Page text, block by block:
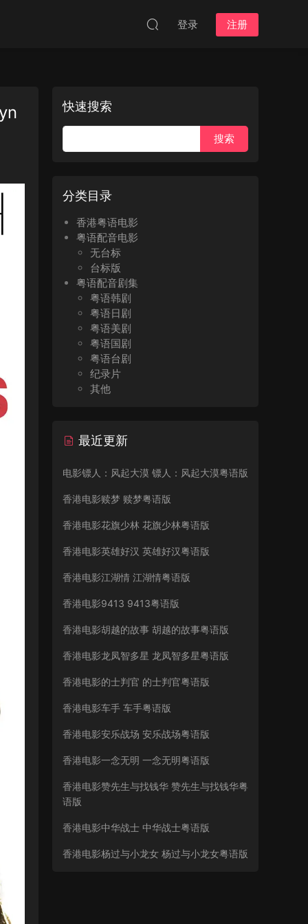
登录 注册
快速搜索
分类目录
香港粤语电影
粤语配音电影
无台标
台标版
粤语配音剧集
粤语韩剧
粤语日剧
粤语美剧
粤语国剧
粤语台剧
纪录片
其他
最近更新
电影镖人：风起大漠 镖人：风起大漠粤语版
香港电影赎梦 赎梦粤语版
香港电影花旗少林 花旗少林粤语版
香港电影英雄好汉 英雄好汉粤语版
香港电影江湖情 江湖情粤语版
香港电影9413 9413粤语版
香港电影胡越的故事 胡越的故事粤语版
香港电影龙凤智多星 龙凤智多星粤语版
香港电影的士判官 的士判官粤语版
香港电影车手 车手粤语版
香港电影安乐战场 安乐战场粤语版
香港电影一念无明 一念无明粤语版
香港电影赞先生与找钱华 赞先生与找钱华粤
语版
香港电影中华战士 中华战士粤语版
香港电影杨过与小龙女 杨过与小龙女粤语版